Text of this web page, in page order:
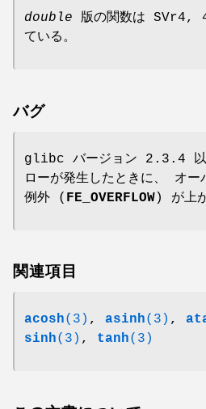
double 版の関数は SVr4,
ている。
バグ
glibc バージョン 2.3.4 以
ローが発生したときに、 オー
例外 ( FE_OVERFLOW) が上
関連項目
acosh(3) , asinh(3) ,
sinh(3) , tanh(3)